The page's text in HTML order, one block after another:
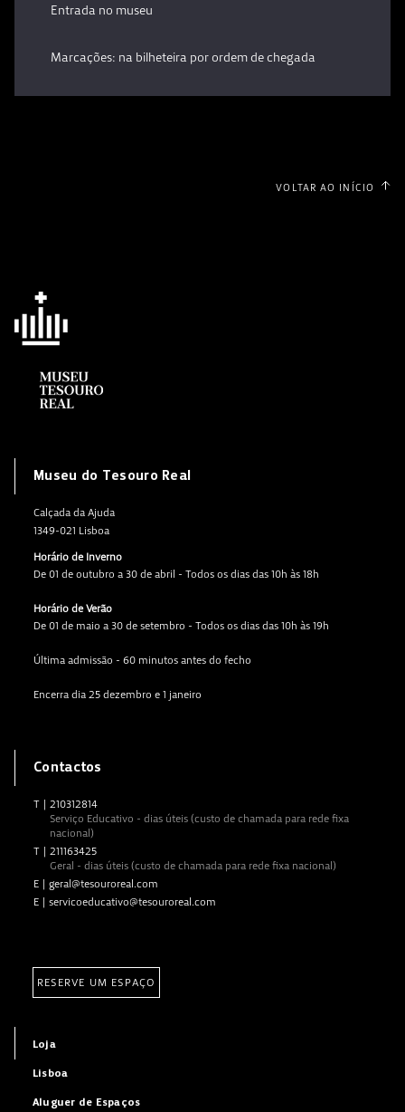
Entrada no museu
Marcações: na bilheteira por ordem de chegada
VOLTAR AO INÍCIO
Museu do Tesouro Real
Calçada da Ajuda
1349-021 Lisboa
Horário de Inverno
De 01 de outubro a 30 de abril - Todos os dias das 10h às 18h
Horário de Verão
De 01 de maio a 30 de setembro - Todos os dias das 10h às 19h
Última admissão - 60 minutos antes do fecho
Encerra dia 25 dezembro e 1 janeiro
Contactos
T
210312814
Serviço Educativo - dias úteis (custo de chamada para rede fixa
nacional)
T
211163425
Geral - dias úteis (custo de chamada para rede fixa nacional)
E
geral@tesouroreal.com
E
servicoeducativo@tesouroreal.com
RESERVE UM ESPAÇO
Loja
Lisboa
Aluguer de Espaços